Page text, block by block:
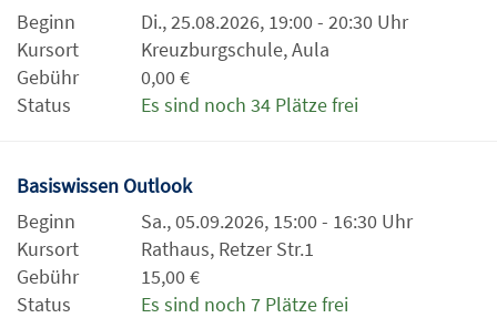
Beginn
Di., 25.08.2026, 19:00 - 20:30 Uhr
Kursort
Kreuzburgschule, Aula
Gebühr
0,00 €
Status
Es sind noch 34 Plätze frei
Basiswissen Outlook
Beginn
Sa., 05.09.2026, 15:00 - 16:30 Uhr
Kursort
Rathaus, Retzer Str.1
Gebühr
15,00 €
Status
Es sind noch 7 Plätze frei